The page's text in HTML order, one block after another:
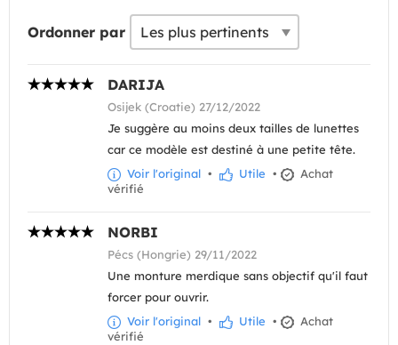
Ordonner par
DARIJA
Osijek (Croatie) 27/12/2022
Je suggère au moins deux tailles de lunettes
car ce modèle est destiné à une petite tête.
Voir l'original • Utile •
Achat
vérifié
NORBI
Pécs (Hongrie) 29/11/2022
Une monture merdique sans objectif qu'il faut
forcer pour ouvrir.
Voir l'original • Utile •
Achat
vérifié